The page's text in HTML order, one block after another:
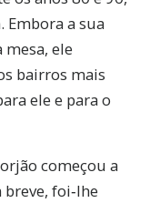
Embora a sua
ele
bairros mais
ele e para o
começou a
breve, foi‑lhe